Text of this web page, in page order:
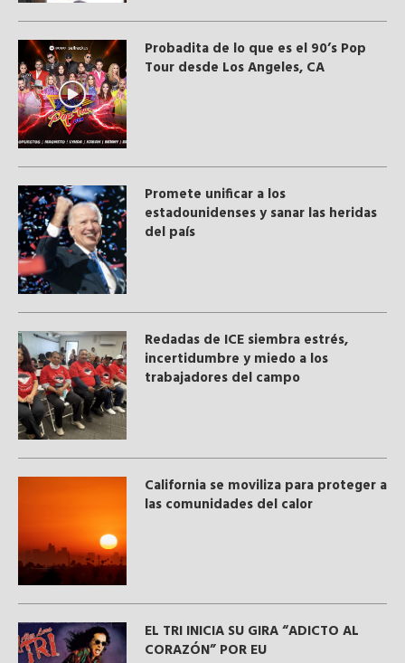
Probadita de lo que es el 90’s Pop
Tour desde Los Angeles, CA
Promete unificar a los
estadounidenses y sanar las heridas
del país
​Redadas de ICE siembra estrés,
incertidumbre y miedo a los
trabajadores del campo
California se moviliza para proteger a
las comunidades del calor
EL TRI INICIA SU GIRA “ADICTO AL
CORAZÓN” POR EU